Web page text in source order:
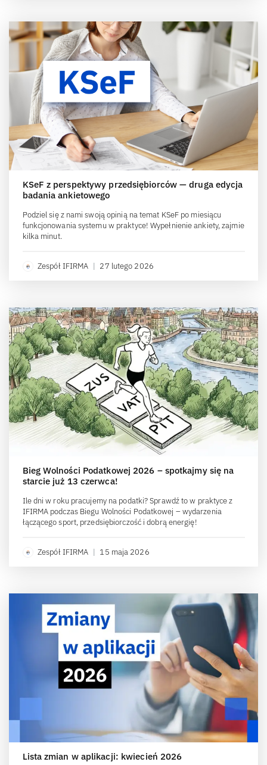
KSeF z perspektywy przedsiębiorców — druga edycja
badania ankietowego
Podziel się z nami swoją opinią na temat KSeF po miesiącu
funkcjonowania systemu w praktyce! Wypełnienie ankiety, zajmie
kilka minut.
Zespół IFIRMA | 27 lutego 2026
Bieg Wolności Podatkowej 2026 – spotkajmy się na
starcie już 13 czerwca!
Ile dni w roku pracujemy na podatki? Sprawdź to w praktyce z
IFIRMA podczas Biegu Wolności Podatkowej – wydarzenia
łączącego sport, przedsiębiorczość i dobrą energię!
Zespół IFIRMA | 15 maja 2026
Lista zmian w aplikacji: kwiecień 2026